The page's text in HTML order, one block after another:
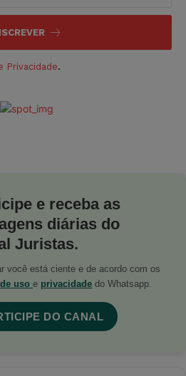
Privacidade.
e receba as
diárias do
Juristas.
você está ciente e de acordo com os
uso e privacidade do Whatsapp.
DO CANAL